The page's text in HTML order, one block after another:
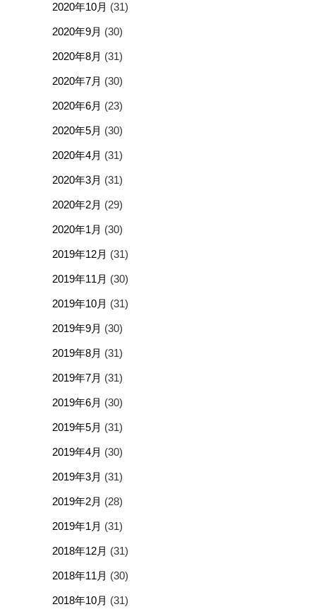
2020年10月 (31)
2020年9月 (30)
2020年8月 (31)
2020年7月 (30)
2020年6月 (23)
2020年5月 (30)
2020年4月 (31)
2020年3月 (31)
2020年2月 (29)
2020年1月 (30)
2019年12月 (31)
2019年11月 (30)
2019年10月 (31)
2019年9月 (30)
2019年8月 (31)
2019年7月 (31)
2019年6月 (30)
2019年5月 (31)
2019年4月 (30)
2019年3月 (31)
2019年2月 (28)
2019年1月 (31)
2018年12月 (31)
2018年11月 (30)
2018年10月 (31)